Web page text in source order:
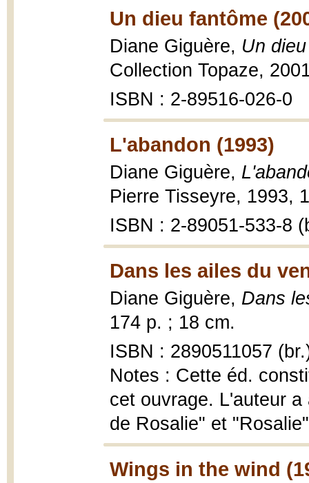
Un dieu fantôme
Diane Giguère, Un
Collection Topaze,
ISBN : 2-89516-026-0
L'abandon (1993)
Diane Giguère,
Pierre Tisseyre, 1993,
ISBN : 2-89051-533-8
Dans les ailes du
Diane Giguère, Dans
174 p. ; 18 cm.
ISBN : 2890511057
Notes : Cette éd.
cet ouvrage. L'auteur
de Rosalie" et
Wings in the wind